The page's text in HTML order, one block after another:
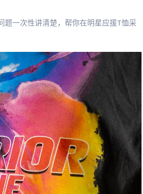
题一次性讲清楚，帮你在明星应援T恤采